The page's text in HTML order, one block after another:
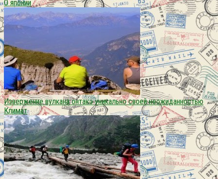
О японии
Извержение вулкана онтакэ уникально своей неожиданностью
Климат